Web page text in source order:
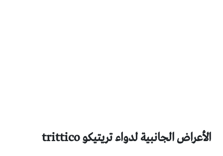
الأعراض الجانبية لدواء تريتيكو trittico